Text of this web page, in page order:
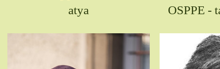
atya
OSPPE -